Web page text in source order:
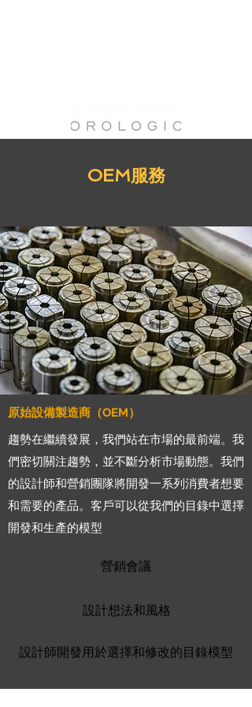
OEM服務
原始設備製造商（OEM）
趨勢在繼續發展，我們站在市場的最前端。我
們密切關注趨勢，並不斷分析市場動態。我們
的設計師和營銷團隊將開發一系列消費者想要
和需要的產品。客戶可以從我們的目錄中選擇
開發和生產的模型
營銷會議
設計想法和風格
設計師開發用於選擇和修改的目錄模型